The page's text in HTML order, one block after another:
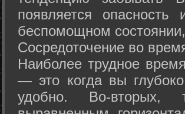
появляется
беспомощном
Сосредоточение во
Наиболее трудное
— это когда вы
удобно. Во-вторых,